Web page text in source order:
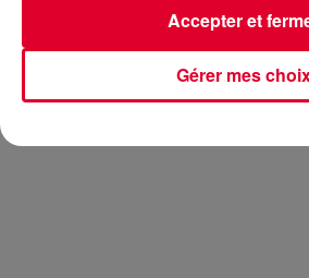
l'ADE d'Amsterdampour "
W Amsterdam
Gérer mes
Accepter et